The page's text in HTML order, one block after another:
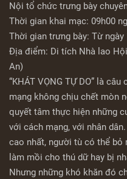
Nội tổ chức trưng bày chuyên
Thời gian khai mạc: 09h00
Thời gian trưng bày: Từ
Địa điểm: Di tích Nhà lao
An)
“KHÁT VỌNG TỰ DO” là
mạng không chịu chết mòn
quyết tâm thực hiện những
với cách mạng, với nhân
cao nhất, người tù có thể bỏ
làm mồi cho thú dữ hay bị
Nhưng những khó khăn đó